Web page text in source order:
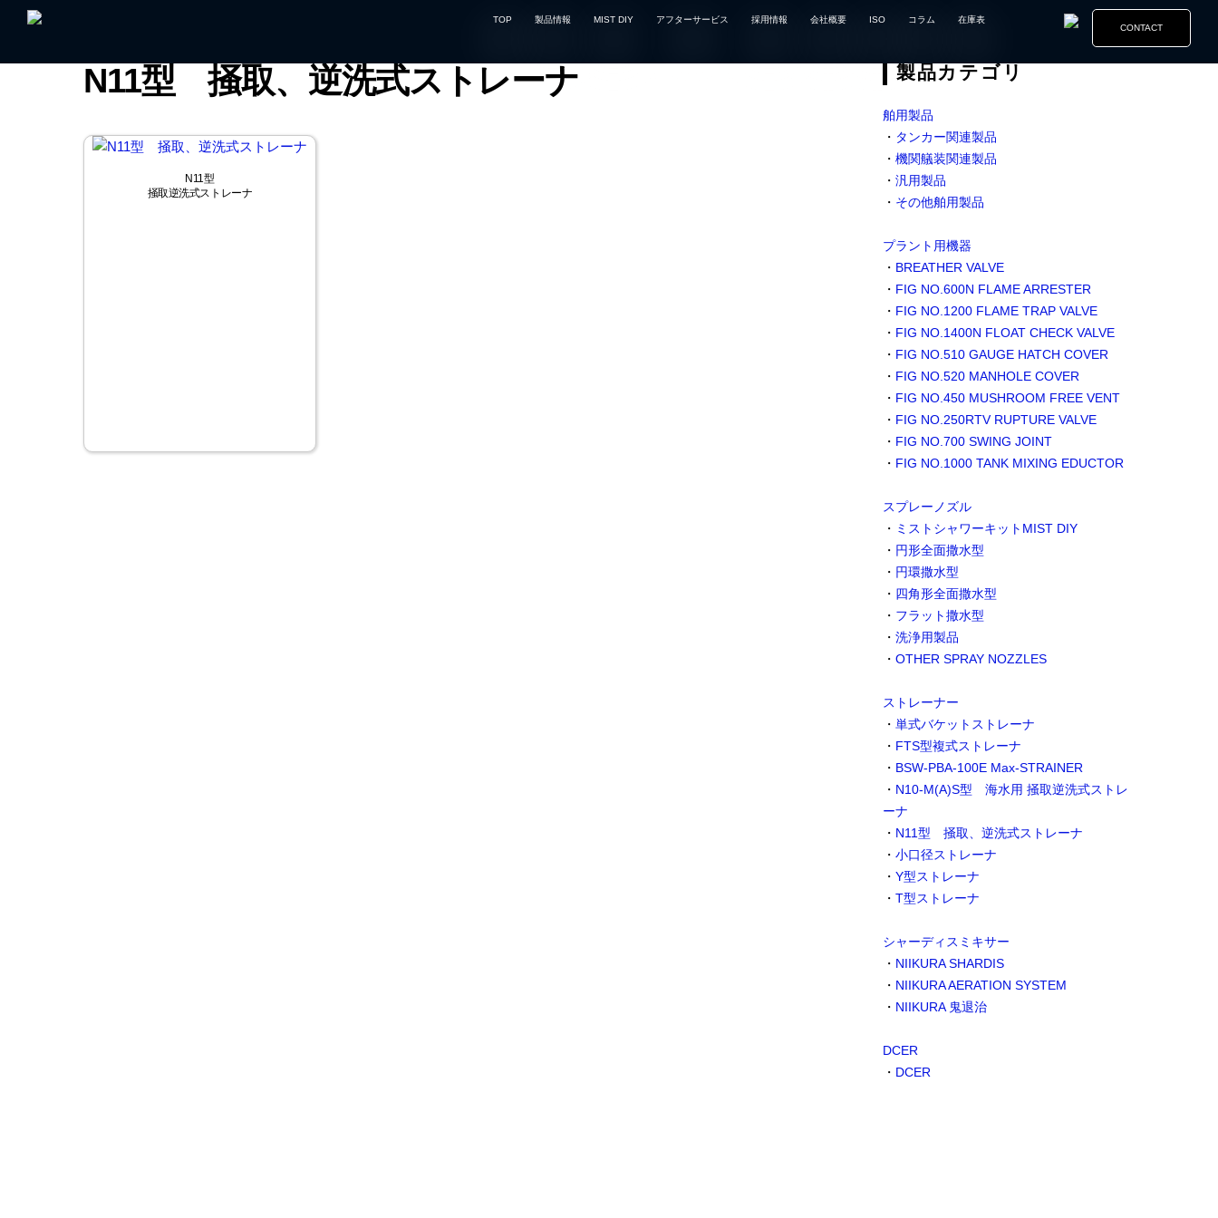
TOP 製品情報 MIST DIY アフターサービス 採用情報 会社概要 ISO コラム
在庫表
CONTACT
N11型 掻取、逆洗式ストレーナ
N11型
掻取逆洗式ストレーナ
製品カテゴリ
舶用製品
・ タンカー関連製品
・ 機関艤装関連製品
・ 汎用製品
・ その他舶用製品
プラント用機器
・ BREATHER VALVE
・ FIG NO.600N FLAME ARRESTER
・ FIG NO.1200 FLAME TRAP VALVE
・ FIG NO.1400N FLOAT CHECK VALVE
・ FIG NO.510 GAUGE HATCH COVER
・ FIG NO.520 MANHOLE COVER
・ FIG NO.450 MUSHROOM FREE VENT
・ FIG NO.250RTV RUPTURE VALVE
・ FIG NO.700 SWING JOINT
・ FIG NO.1000 TANK MIXING EDUCTOR
スプレーノズル
・ ミストシャワーキットMIST DIY
・ 円形全面撒水型
・ 円環撒水型
・ 四角形全面撒水型
・ フラット撒水型
・ 洗浄用製品
・ OTHER SPRAY NOZZLES
ストレーナー
・ 単式バケットストレーナ
・ FTS型複式ストレーナ
・ BSW-PBA-100E Max-STRAINER
・ N10-M(A)S型 海水用 掻取逆洗式ストレ
ーナ
・ N11型 掻取、逆洗式ストレーナ
・ 小口径ストレーナ
・ Y型ストレーナ
・ T型ストレーナ
シャーディスミキサー
・ NIIKURA SHARDIS
・ NIIKURA AERATION SYSTEM
・ NIIKURA 鬼退治
DCER
・ DCER